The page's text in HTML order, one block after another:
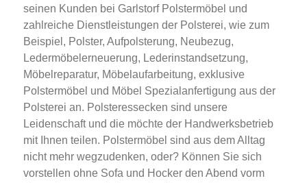
seinen Kunden bei Garlstorf Polstermöbel und
zahlreiche Dienstleistungen der Polsterei, wie zum
Beispiel, Polster, Aufpolsterung, Neubezug,
Ledermöbelerneuerung, Lederinstandsetzung,
Möbelreparatur, Möbelaufarbeitung, exklusive
Polstermöbel und Möbel Spezialanfertigung aus der
Polsterei an. Polsteressecken sind unsere
Leidenschaft und die möchte der Handwerksbetrieb
mit Ihnen teilen. Polstermöbel sind aus dem Alltag
nicht mehr wegzudenken, oder? Können Sie sich
vorstellen ohne Sofa und Hocker den Abend vorm